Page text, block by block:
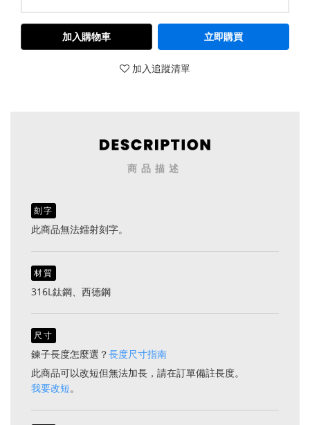
加入購物車 立即購買
加入追蹤清單
商品描述
刻字
此商品無法鐳射刻字。
材質
316L鈦鋼、西德鋼
尺寸
鍊子長度怎麼選？長度尺寸指南
此商品可以改短但無法加長，請在訂單備註長度。
我要改短。